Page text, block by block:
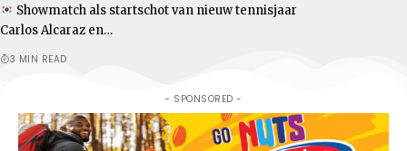
Showmatch als startschot van nieuw tennisjaar
Carlos Alcaraz en…
3 MIN READ
- SPONSORED -